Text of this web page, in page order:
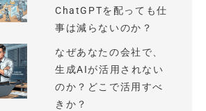
ChatGPTを配っても仕
事は減らないのか？
なぜあなたの会社で、
生成AIが活用されない
のか？どこで活用すべ
きか？